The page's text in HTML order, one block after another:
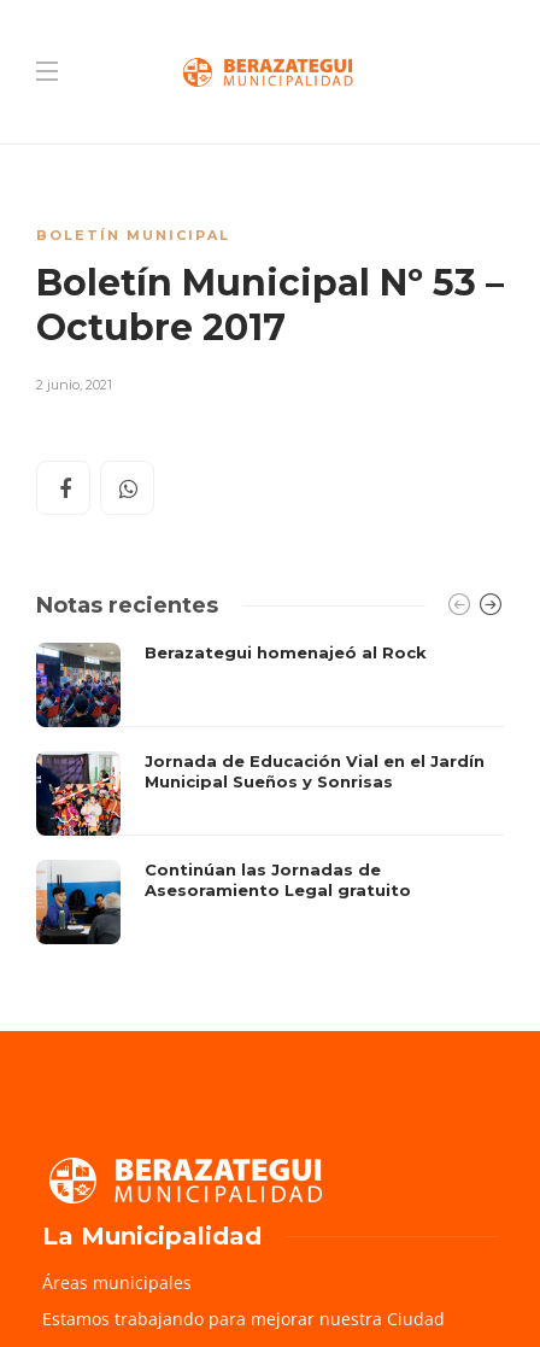
BOLETÍN MUNICIPAL
Boletín Municipal Nº 53 –
Octubre 2017
2 junio, 2021
Notas recientes
Berazategui homenajeó al Rock
Jornada de Educación Vial en el Jardín
Municipal Sueños y Sonrisas
Continúan las Jornadas de
Asesoramiento Legal gratuito
La Municipalidad
Áreas municipales
Estamos trabajando para mejorar nuestra Ciudad